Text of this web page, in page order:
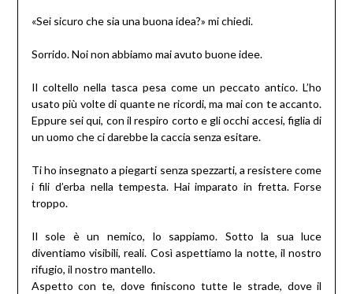
«Sei sicuro che sia una buona idea?» mi chiedi.
Sorrido. Noi non abbiamo mai avuto buone idee.
Il coltello nella tasca pesa come un peccato antico. L’ho
usato più volte di quante ne ricordi, ma mai con te accanto.
Eppure sei qui, con il respiro corto e gli occhi accesi, figlia di
un uomo che ci darebbe la caccia senza esitare.
Ti ho insegnato a piegarti senza spezzarti, a resistere come
i fili d’erba nella tempesta. Hai imparato in fretta. Forse
troppo.
Il sole è un nemico, lo sappiamo. Sotto la sua luce
diventiamo visibili, reali. Così aspettiamo la notte, il nostro
rifugio, il nostro mantello.
Aspetto con te, dove finiscono tutte le strade, dove il